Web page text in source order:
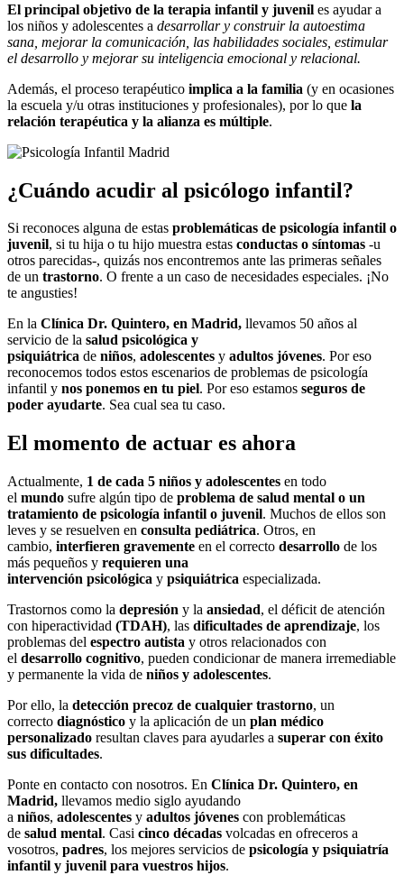
El principal objetivo de la terapia infantil y juvenil es ayudar a
los niños y adolescentes a desarrollar y construir la autoestima
sana, mejorar la comunicación, las habilidades sociales, estimular
el desarrollo y mejorar su inteligencia emocional y relacional.
Además, el proceso terapéutico implica a la familia (y en ocasiones
la escuela y/u otras instituciones y profesionales), por lo que la
relación terapéutica y la alianza es múltiple.
¿Cuándo acudir al psicólogo infantil?
Si reconoces alguna de estas problemáticas de psicología infantil o
juvenil, si tu hija o tu hijo muestra estas conductas o síntomas -u
otros parecidas-, quizás nos encontremos ante las primeras señales
de un trastorno. O frente a un caso de necesidades especiales. ¡No
te angusties!
En la Clínica Dr. Quintero, en Madrid, llevamos 50 años al
servicio de la salud psicológica y
psiquiátrica de niños, adolescentes y adultos jóvenes. Por eso
reconocemos todos estos escenarios de problemas de psicología
infantil y nos ponemos en tu piel. Por eso estamos seguros de
poder ayudarte. Sea cual sea tu caso.
El momento de actuar es ahora
Actualmente, 1 de cada 5 niños y adolescentes en todo
el mundo sufre algún tipo de problema de salud mental o un
tratamiento de psicología infantil o juvenil. Muchos de ellos son
leves y se resuelven en consulta pediátrica. Otros, en
cambio, interfieren gravemente en el correcto desarrollo de los
más pequeños y requieren una
intervención psicológica y psiquiátrica especializada.
Trastornos como la depresión y la ansiedad, el déficit de atención
con hiperactividad (TDAH), las dificultades de aprendizaje, los
problemas del espectro autista y otros relacionados con
el desarrollo cognitivo, pueden condicionar de manera irremediable
y permanente la vida de niños y adolescentes.
Por ello, la detección precoz de cualquier trastorno, un
correcto diagnóstico y la aplicación de un plan médico
personalizado resultan claves para ayudarles a superar con éxito
sus dificultades.
Ponte en contacto con nosotros. En Clínica Dr. Quintero, en
Madrid, llevamos medio siglo ayudando
a niños, adolescentes y adultos jóvenes con problemáticas
de salud mental. Casi cinco décadas volcadas en ofreceros a
vosotros, padres, los mejores servicios de psicología y psiquiatría
infantil y juvenil para vuestros hijos.